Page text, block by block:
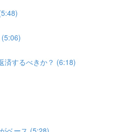
済するべきか？ (6:18)